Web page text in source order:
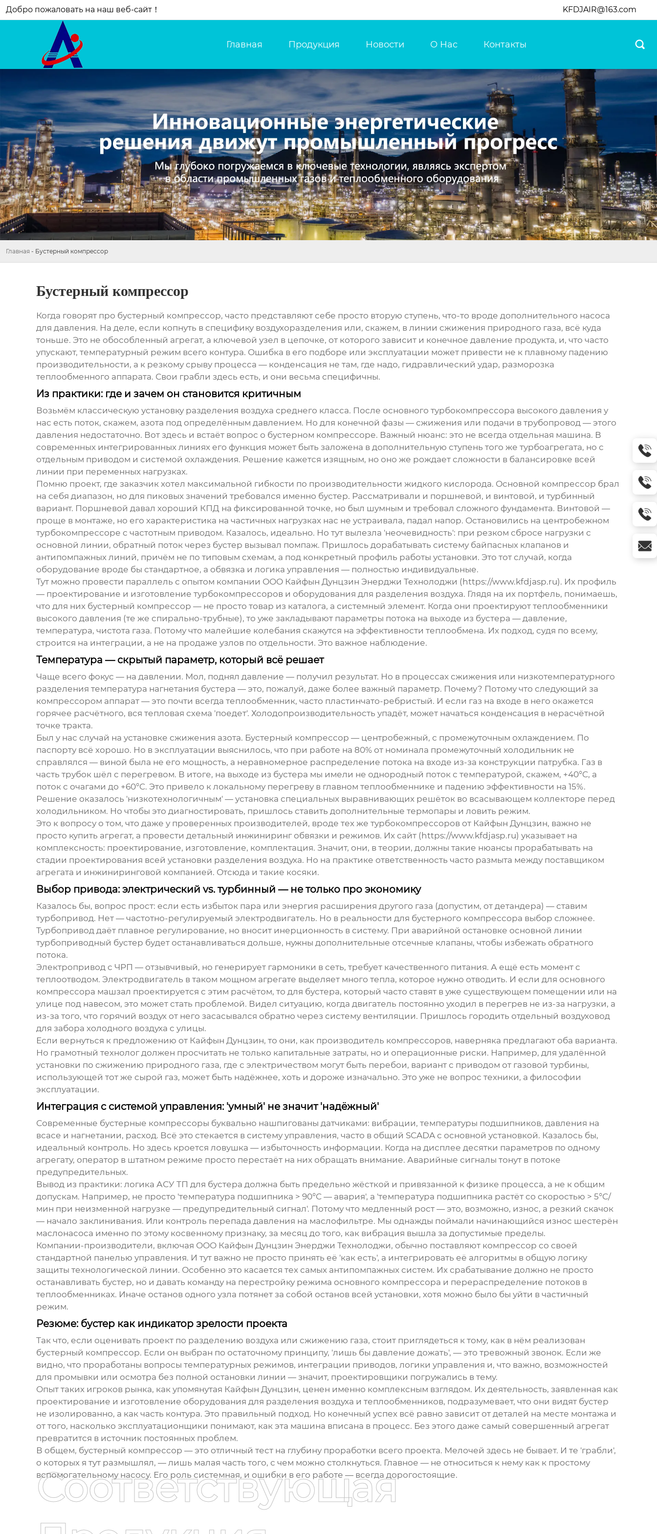
Добро пожаловать на наш веб-сайт！ KFDJAIR@163.com
Главная Продукция Новости О Нас Контакты 
Главная - Бустерный компрессор
Бустерный компрессор
Когда говорят про бустерный компрессор, часто представляют себе просто вторую ступень, что-то вроде дополнительного насоса
для давления. На деле, если копнуть в специфику воздухоразделения или, скажем, в линии сжижения природного газа, всё куда
тоньше. Это не обособленный агрегат, а ключевой узел в цепочке, от которого зависит и конечное давление продукта, и, что часто
упускают, температурный режим всего контура. Ошибка в его подборе или эксплуатации может привести не к плавному падению
производительности, а к резкому срыву процесса — конденсация не там, где надо, гидравлический удар, разморозка
теплообменного аппарата. Свои грабли здесь есть, и они весьма специфичны.
Из практики: где и зачем он становится критичным
Возьмём классическую установку разделения воздуха среднего класса. После основного турбокомпрессора высокого давления у
нас есть поток, скажем, азота под определённым давлением. Но для конечной фазы — сжижения или подачи в трубопровод — этого
давления недостаточно. Вот здесь и встаёт вопрос о бустерном компрессоре. Важный нюанс: это не всегда отдельная машина. В
современных интегрированных линиях его функция может быть заложена в дополнительную ступень того же турбоагрегата, но с
отдельным приводом и системой охлаждения. Решение кажется изящным, но оно же рождает сложности в балансировке всей
линии при переменных нагрузках.
Помню проект, где заказчик хотел максимальной гибкости по производительности жидкого кислорода. Основной компрессор брал
на себя диапазон, но для пиковых значений требовался именно бустер. Рассматривали и поршневой, и винтовой, и турбинный
вариант. Поршневой давал хороший КПД на фиксированной точке, но был шумным и требовал сложного фундамента. Винтовой —
проще в монтаже, но его характеристика на частичных нагрузках нас не устраивала, падал напор. Остановились на центробежном
турбокомпрессоре с частотным приводом. Казалось, идеально. Но тут вылезла 'неочевидность': при резком сбросе нагрузки с
основной линии, обратный поток через бустер вызывал помпаж. Пришлось дорабатывать систему байпасных клапанов и
антипомпажных линий, причём не по типовым схемам, а под конкретный профиль работы установки. Это тот случай, когда
оборудование вроде бы стандартное, а обвязка и логика управления — полностью индивидуальные.
Тут можно провести параллель с опытом компании ООО Кайфын Дунцзин Энерджи Технолоджи ( https://www.kfdjasp.ru). Их профиль
— проектирование и изготовление турбокомпрессоров и оборудования для разделения воздуха. Глядя на их портфель, понимаешь,
что для них бустерный компрессор — не просто товар из каталога, а системный элемент. Когда они проектируют теплообменники
высокого давления (те же спирально-трубные), то уже закладывают параметры потока на выходе из бустера — давление,
температура, чистота газа. Потому что малейшие колебания скажутся на эффективности теплообмена. Их подход, судя по всему,
строится на интеграции, а не на продаже узлов по отдельности. Это важное наблюдение.
Температура — скрытый параметр, который всё решает
Чаще всего фокус — на давлении. Мол, поднял давление — получил результат. Но в процессах сжижения или низкотемпературного
разделения температура нагнетания бустера — это, пожалуй, даже более важный параметр. Почему? Потому что следующий за
компрессором аппарат — это почти всегда теплообменник, часто пластинчато-ребристый. И если газ на входе в него окажется
горячее расчётного, вся тепловая схема 'поедет'. Холодопроизводительность упадёт, может начаться конденсация в нерасчётной
точке тракта.
Был у нас случай на установке сжижения азота. Бустерный компрессор — центробежный, с промежуточным охлаждением. По
паспорту всё хорошо. Но в эксплуатации выяснилось, что при работе на 80% от номинала промежуточный холодильник не
справлялся — виной была не его мощность, а неравномерное распределение потока на входе из-за конструкции патрубка. Газ в
часть трубок шёл с перегревом. В итоге, на выходе из бустера мы имели не однородный поток с температурой, скажем, +40°C, а
поток с очагами до +60°C. Это привело к локальному перегреву в главном теплообменнике и падению эффективности на 15%.
Решение оказалось 'низкотехнологичным' — установка специальных выравнивающих решёток во всасывающем коллекторе перед
холодильником. Но чтобы это диагностировать, пришлось ставить дополнительные термопары и ловить режим.
Это к вопросу о том, что даже у проверенных производителей, вроде тех же турбокомпрессоров от Кайфын Дунцзин, важно не
просто купить агрегат, а провести детальный инжиниринг обвязки и режимов. Их сайт ( https://www.kfdjasp.ru) указывает на
комплексность: проектирование, изготовление, комплектация. Значит, они, в теории, должны такие нюансы прорабатывать на
стадии проектирования всей установки разделения воздуха. Но на практике ответственность часто размыта между поставщиком
агрегата и инжиниринговой компанией. Отсюда и такие косяки.
Выбор привода: электрический vs. турбинный — не только про экономику
Казалось бы, вопрос прост: если есть избыток пара или энергия расширения другого газа (допустим, от детандера) — ставим
турбопривод. Нет — частотно-регулируемый электродвигатель. Но в реальности для бустерного компрессора выбор сложнее.
Турбопривод даёт плавное регулирование, но вносит инерционность в систему. При аварийной остановке основной линии
турбоприводный бустер будет останавливаться дольше, нужны дополнительные отсечные клапаны, чтобы избежать обратного
потока.
Электропривод с ЧРП — отзывчивый, но генерирует гармоники в сеть, требует качественного питания. А ещё есть момент с
теплоотводом. Электродвигатель в таком мощном агрегате выделяет много тепла, которое нужно отводить. И если для основного
компрессора машзал проектируется с этим расчётом, то для бустера, который часто ставят в уже существующем помещении или на
улице под навесом, это может стать проблемой. Видел ситуацию, когда двигатель постоянно уходил в перегрев не из-за нагрузки, а
из-за того, что горячий воздух от него засасывался обратно через систему вентиляции. Пришлось городить отдельный воздуховод
для забора холодного воздуха с улицы.
Если вернуться к предложению от Кайфын Дунцзин, то они, как производитель компрессоров, наверняка предлагают оба варианта.
Но грамотный технолог должен просчитать не только капитальные затраты, но и операционные риски. Например, для удалённой
установки по сжижению природного газа, где с электричеством могут быть перебои, вариант с приводом от газовой турбины,
использующей тот же сырой газ, может быть надёжнее, хоть и дороже изначально. Это уже не вопрос техники, а философии
эксплуатации.
Интеграция с системой управления: 'умный' не значит 'надёжный'
Современные бустерные компрессоры буквально нашпигованы датчиками: вибрации, температуры подшипников, давления на
всасе и нагнетании, расход. Всё это стекается в систему управления, часто в общий SCADA с основной установкой. Казалось бы,
идеальный контроль. Но здесь кроется ловушка — избыточность информации. Когда на дисплее десятки параметров по одному
агрегату, оператор в штатном режиме просто перестаёт на них обращать внимание. Аварийные сигналы тонут в потоке
предупредительных.
Вывод из практики: логика АСУ ТП для бустера должна быть предельно жёсткой и привязанной к физике процесса, а не к общим
допускам. Например, не просто 'температура подшипника > 90°C — авария', а 'температура подшипника растёт со скоростью > 5°C/
мин при неизменной нагрузке — предупредительный сигнал'. Потому что медленный рост — это, возможно, износ, а резкий скачок
— начало заклинивания. Или контроль перепада давления на маслофильтре. Мы однажды поймали начинающийся износ шестерён
маслонасоса именно по этому косвенному признаку, за месяц до того, как вибрация вышла за допустимые пределы.
Компании-производители, включая ООО Кайфын Дунцзин Энерджи Технолоджи, обычно поставляют компрессор со своей
стандартной панелью управления. И тут важно не просто принять её 'как есть', а интегрировать её алгоритмы в общую логику
защиты технологической линии. Особенно это касается тех самых антипомпажных систем. Их срабатывание должно не просто
останавливать бустер, но и давать команду на перестройку режима основного компрессора и перераспределение потоков в
теплообменниках. Иначе останов одного узла потянет за собой останов всей установки, хотя можно было бы уйти в частичный
режим.
Резюме: бустер как индикатор зрелости проекта
Так что, если оценивать проект по разделению воздуха или сжижению газа, стоит приглядеться к тому, как в нём реализован
бустерный компрессор. Если он выбран по остаточному принципу, 'лишь бы давление дожать', — это тревожный звонок. Если же
видно, что проработаны вопросы температурных режимов, интеграции приводов, логики управления и, что важно, возможностей
для промывки или осмотра без полной остановки линии — значит, проектировщики погружались в тему.
Опыт таких игроков рынка, как упомянутая Кайфын Дунцзин, ценен именно комплексным взглядом. Их деятельность, заявленная как
проектирование и изготовление оборудования для разделения воздуха и теплообменников, подразумевает, что они видят бустер
не изолированно, а как часть контура. Это правильный подход. Но конечный успех всё равно зависит от деталей на месте монтажа и
от того, насколько эксплуатационщики понимают, как эта машина вписана в процесс. Без этого даже самый совершенный агрегат
превратится в источник постоянных проблем.
В общем, бустерный компрессор — это отличный тест на глубину проработки всего проекта. Мелочей здесь не бывает. И те 'грабли',
о которых я тут размышлял, — лишь малая часть того, с чем можно столкнуться. Главное — не относиться к нему как к простому
вспомогательному насосу. Его роль системная, и ошибки в его работе — всегда дорогостоящие.
Соответствующая